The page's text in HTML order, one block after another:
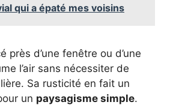
qui a épaté mes voisins
près d’une fenêtre ou d’une
l’air sans nécessiter de
Sa rusticité en fait un
un paysagisme simple.